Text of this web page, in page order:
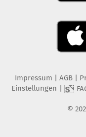
Impressum AGB
Einstellungen
©